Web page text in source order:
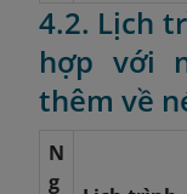
4.2. Lịch
hợp với
thêm về
N
g